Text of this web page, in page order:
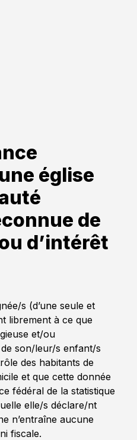
église
de
d’intérêt
s (d’une seule et
librement à ce que
et/ou
de son/leur/s enfant/s
des habitants de
et que cette donnée
fédéral de la statistique
elle/s déclare/nt
n’entraîne aucune
fiscale.